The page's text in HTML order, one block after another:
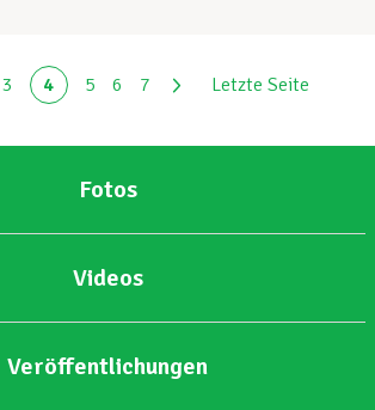
3 4 5 6 7 Letzte Seite
Fotos
Videos
Veröffentlichungen